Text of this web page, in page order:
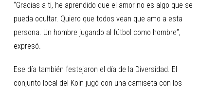
“Gracias a ti, he aprendido que el amor no es algo que se
pueda ocultar. Quiero que todos vean que amo a esta
persona. Un hombre jugando al fútbol como hombre”,
expresó.
Ese día también festejaron el día de la Diversidad. El
conjunto local del Köln jugó con una camiseta con los